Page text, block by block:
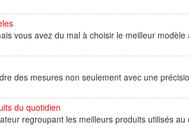
vous avez du mal à choisir le meilleur
des mesures non seulement avec une
du quotidien
regroupant les meilleurs produits utilisés